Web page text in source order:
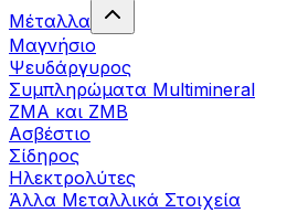
Μέταλλα
Μαγνήσιο
Ψευδάργυρος
Συμπληρώματα Multimineral
ZMA και ZMB
Ασβέστιο
Σίδηρος
Ηλεκτρολύτες
Άλλα Mεταλλικά Στοιχεία